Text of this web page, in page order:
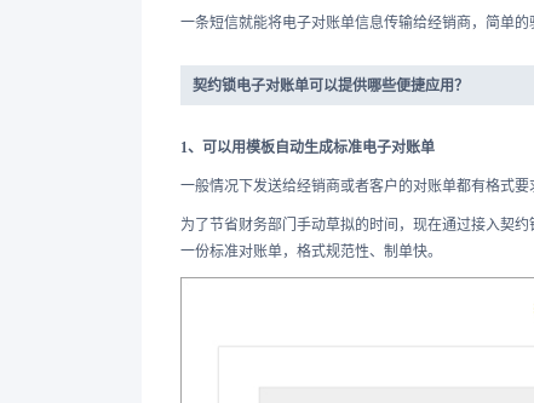
一条短信就能将电子对账单信息传输给经销商，简单
契约锁电子对账单可以提供哪些便捷应用？
1、可以用模板自动生成标准电子对账单
一般情况下发送给经销商或者客户的对账单都有格式要
为了节省财务部门手动草拟的时间，现在通过接入契约
一份标准对账单，格式规范性、制单快。